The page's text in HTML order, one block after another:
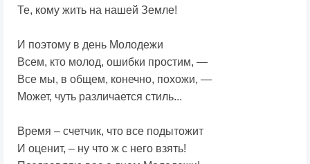
Те, кому жить на нашей Земле!
И поэтому в день Молодежи
Всем, кто молод, ошибки простим, —
Все мы, в общем, конечно, похожи, —
Может, чуть различается стиль...
Время – счетчик, что все подытожит
И оценит, – ну что ж с него взять!